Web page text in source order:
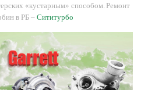
«кустарным» способом. Ремонт
в РБ – Сититурбо